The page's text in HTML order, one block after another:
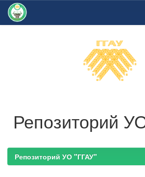
Репозиторий
Репозиторий УО "ГГАУ"